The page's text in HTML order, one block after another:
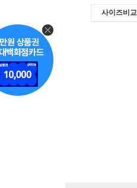
사이즈비교